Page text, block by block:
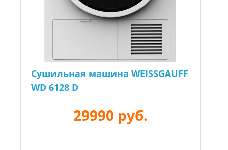
Сушильная машина WEISSGAUFF
WD 6128 D
29990 руб.